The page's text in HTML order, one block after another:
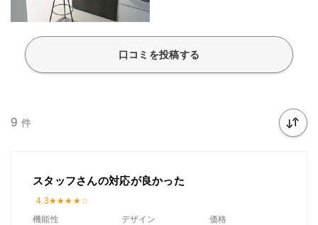
口コミを投稿する
9 件
スタッフさんの対応が良かった
4.3
機能性
デザイン 価格